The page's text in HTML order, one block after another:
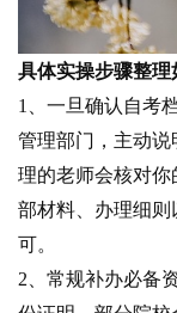
具体实操步骤整理
1、一旦确认自考
管理部门，主动
理的老师会核对
部材料、办理细则
可。
2、常规补办必备